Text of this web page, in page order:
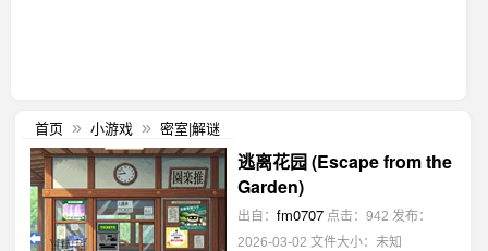
首页 » 小游戏 » 密室|解谜
逃离花园 (Escape from the
Garden)
出自： fm0707 点击：942 发布：
2026-03-02 文件大小：未知